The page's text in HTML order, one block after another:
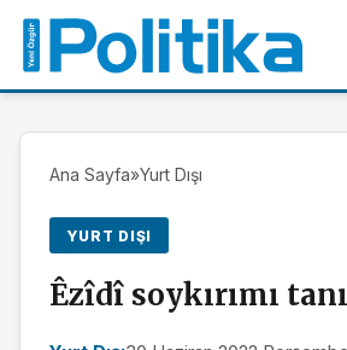
Ana Sayfa»Yurt Dışı
YURT DIŞI
Êzîdî soykırımı